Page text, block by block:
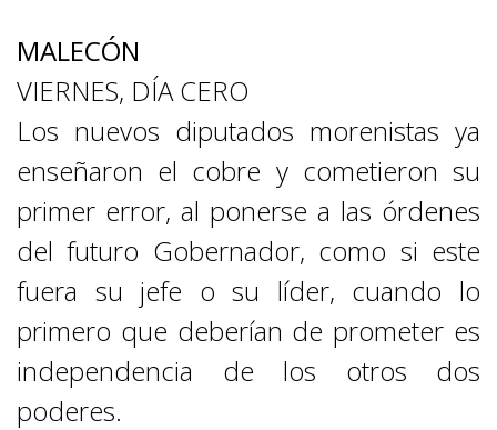
MALECÓN
VIERNES, DÍA CERO
Los nuevos diputados morenistas ya
enseñaron el cobre y cometieron su
primer error, al ponerse a las órdenes
del futuro Gobernador, como si este
fuera su jefe o su líder, cuando lo
primero que deberían de prometer es
independencia de los otros dos
poderes.